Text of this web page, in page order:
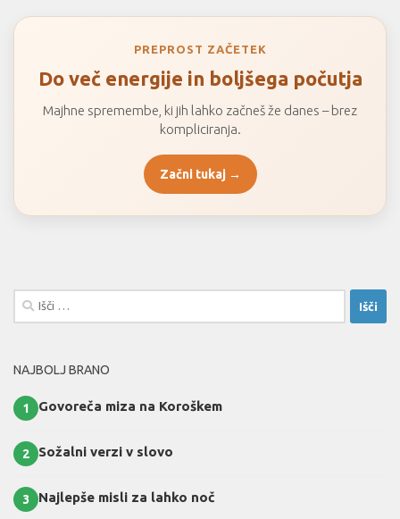
PREPROST ZAČETEK
Do več energije in boljšega počutja
Majhne spremembe, ki jih lahko začneš že danes – brez
kompliciranja.
Začni tukaj →
Išči:
NAJBOLJ BRANO
1 Govoreča miza na Koroškem
2 Sožalni verzi v slovo
3 Najlepše misli za lahko noč